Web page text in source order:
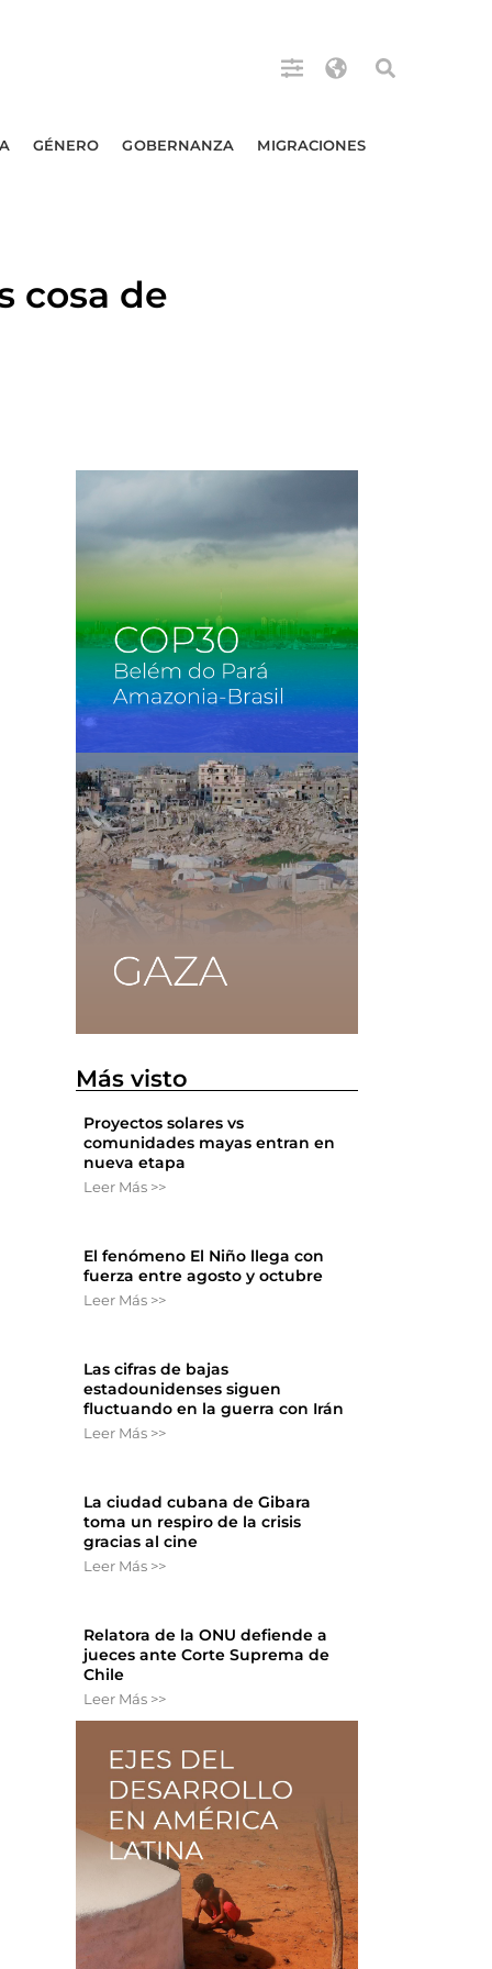
GÉNERO GOBERNANZA MIGRACIONES
cosa de
Más visto
Proyectos solares vs
comunidades mayas entran en
nueva etapa
Leer Más >>
El fenómeno El Niño llega con
fuerza entre agosto y octubre
Leer Más >>
Las cifras de bajas
estadounidenses siguen
fluctuando en la guerra con Irán
Leer Más >>
La ciudad cubana de Gibara
toma un respiro de la crisis
gracias al cine
Leer Más >>
Relatora de la ONU defiende a
jueces ante Corte Suprema de
Chile
Leer Más >>